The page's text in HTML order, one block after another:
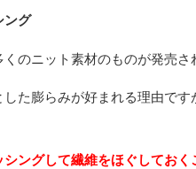
ング
のニット素材のものが発売さ
た膨らみが好まれる理由で
ングして繊維をほぐしておく